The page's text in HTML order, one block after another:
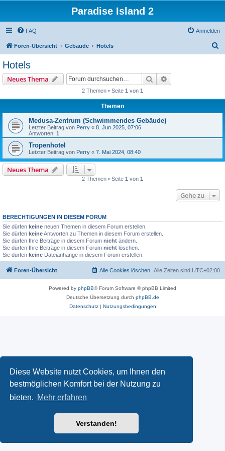
Diese Website nutzt Cookies, um Ihnen den
bestmöglichen Komfort bei der Nutzung zu
bieten. Mehr erfahren
Verstanden!
Paradise Island 2
FAQ Anmelden
Foren-Übersicht Gebäude Hotels
Hotels
Neues Thema Suche
2 Themen • Seite 1 von 1
Themen
Medusa-Zentrum (Schwimmendes Gebäude)
Letzter Beitrag von Perry « 8. Jun 2025, 07:06
Antworten: 1
Tropenhotel
Letzter Beitrag von Perry « 7. Mai 2024, 08:40
Neues Thema
2 Themen • Seite 1 von 1
Gehe zu
BERECHTIGUNGEN IN DIESEM FORUM
Sie dürfen keine neuen Themen in diesem Forum erstellen.
Sie dürfen keineAntworten zu Themen in diesem Forum erstellen.
Sie dürfen Ihre Beiträge in diesem Forum nicht ändern.
Sie dürfen Ihre Beiträge in diesem Forum nicht löschen.
Sie dürfen keine Dateianhänge in diesem Forum erstellen.
Foren-Übersicht Alle Zeiten sind UTC+02:00
Alle Cookies löschen
Powered by phpBB® Forum Software © phpBB Limited
Deutsche Übersetzung durch phpBB.de
Datenschutz| Nutzungsbedingungen